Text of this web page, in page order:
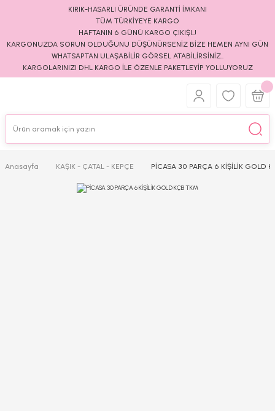
KIRIK-HASARLI ÜRÜNDE GARANTİ İMKANI
TÜM TÜRKİYEYE KARGO
HAFTANIN 6 GÜNÜ KARGO ÇIKIŞI..!
KARGONUZDA SORUN OLDUĞUNU DÜŞÜNÜRSENİZ BİZE HEMEN AYNI GÜN
WHATSAPTAN ULAŞABİLİR GÖRSEL ATABİLİRSİNİZ..
KARGOLARINIZI DHL KARGO İLE ÖZENLE PAKETLEYİP YOLLUYORUZ
Anasayfa KAŞIK - ÇATAL - KEPÇE PİCASA 30 PARÇA 6 KİŞİLİK GOLD